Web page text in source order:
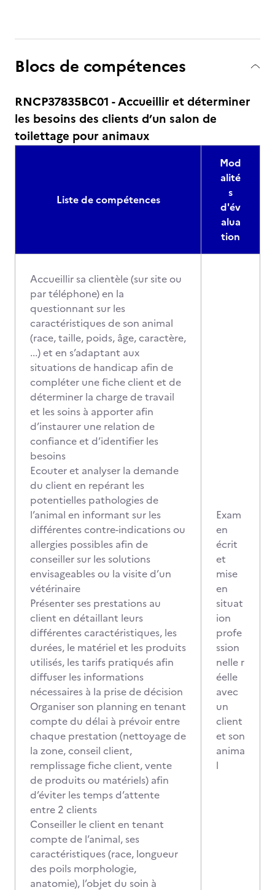
Blocs de compétences
RNCP37835BC01 - Accueillir et déterminer
les besoins des clients d’un salon de
toilettage pour animaux
Liste de compétences
Mod
alité
s
d'év
alua
tion
Accueillir sa clientèle (sur site ou
par téléphone) en la
questionnant sur les
caractéristiques de son animal
(race, taille, poids, âge, caractère,
...) et en s’adaptant aux
situations de handicap afin de
compléter une fiche client et de
déterminer la charge de travail
et les soins à apporter afin
d’instaurer une relation de
confiance et d’identifier les
besoins
Ecouter et analyser la demande
du client en repérant les
potentielles pathologies de
l’animal en informant sur les
différentes contre-indications ou
allergies possibles afin de
conseiller sur les solutions
envisageables ou la visite d’un
vétérinaire
Présenter ses prestations au
client en détaillant leurs
différentes caractéristiques, les
durées, le matériel et les produits
utilisés, les tarifs pratiqués afin
diffuser les informations
nécessaires à la prise de décision
Organiser son planning en tenant
compte du délai à prévoir entre
chaque prestation (nettoyage de
la zone, conseil client,
remplissage fiche client, vente
de produits ou matériels) afin
d’éviter les temps d’attente
entre 2 clients
Conseiller le client en tenant
compte de l’animal, ses
caractéristiques (race, longueur
des poils morphologie,
anatomie), l’objet du soin à
Exam
en
écrit
et
mise
en
situat
ion
profe
ssion
nelle r
éelle
avec
un
client
et son
anima
l